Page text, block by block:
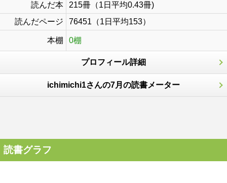
読んだ本
215冊（1日平均0.43冊)
読んだページ
76451（1日平均153）
本棚 0棚
プロフィール詳細
ichimichi1さんの7月の読書メーター
読書グラフ